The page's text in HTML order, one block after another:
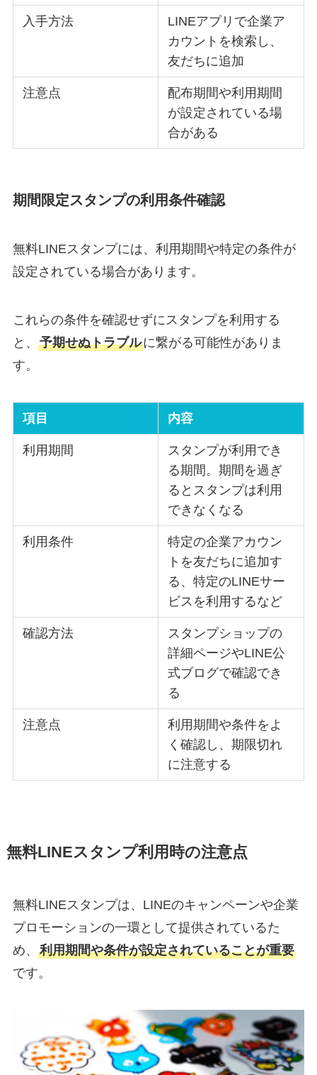
入手方法
LINEアプリで企業ア
カウントを検索し、
友だちに追加
注意点
配布期間や利用期間
が設定されている場
合がある
期間限定スタンプの利用条件確認
無料LINEスタンプには、利用期間や特定の条件が
設定されている場合があります。
これらの条件を確認せずにスタンプを利用する
と、 予期せぬトラブルに繋がる可能性がありま
す。
項目 内容
利用期間
スタンプが利用でき
る期間。期間を過ぎ
るとスタンプは利用
できなくなる
利用条件
特定の企業アカウン
トを友だちに追加す
る、特定のLINEサー
ビスを利用するなど
確認方法
スタンプショップの
詳細ページやLINE公
式ブログで確認でき
る
注意点
利用期間や条件をよ
く確認し、期限切れ
に注意する
無料LINEスタンプ利用時の注意点
無料LINEスタンプは、LINEのキャンペーンや企業
プロモーションの一環として提供されているた
め、 利用期間や条件が設定されていることが重要
です。